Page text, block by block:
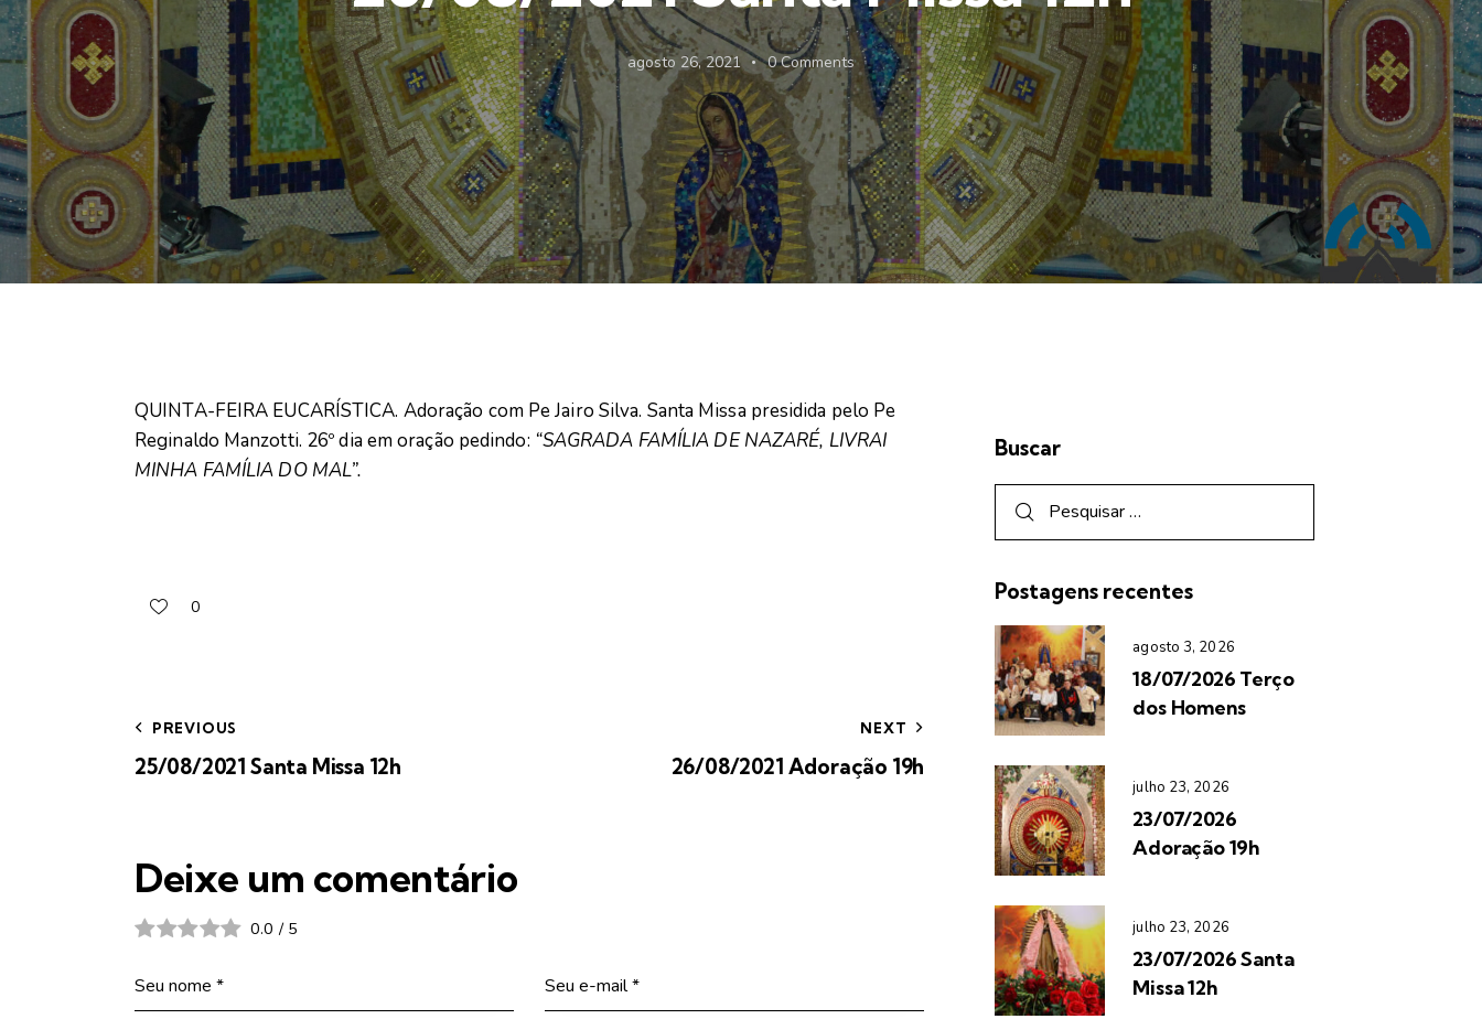
agosto 26, 2021 0 Comments
QUINTA-FEIRA EUCARÍSTICA. Adoração com Pe Jairo Silva. Santa Missa presidida pelo Pe
Reginaldo Manzotti. 26º dia em oração pedindo: “SAGRADA FAMÍLIA DE NAZARÉ, LIVRAI
MINHA FAMÍLIA DO MAL”.
0
PREVIOUS
25/08/2021 Santa Missa 12h
NEXT
26/08/2021 Adoração 19h
Deixe um comentário
0.0 / 5
Buscar
Postagens recentes
agosto 3, 2026
18/07/2026 Terço
dos Homens
julho 23, 2026
23/07/2026
Adoração 19h
julho 23, 2026
23/07/2026 Santa
Missa 12h